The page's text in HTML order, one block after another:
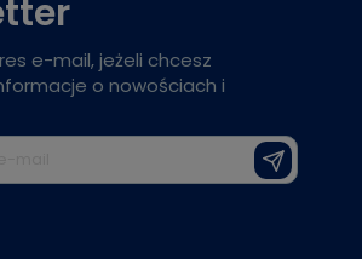
e-mail, jeżeli chcesz
o nowościach i